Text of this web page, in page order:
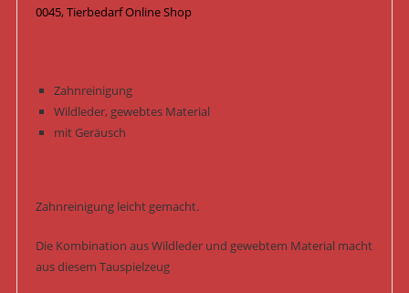
0045, Tierbedarf Online Shop
Zahnreinigung
Wildleder, gewebtes Material
mit Geräusch
Zahnreinigung leicht gemacht.
Die Kombination aus Wildleder und gewebtem Material macht
aus diesem Tauspielzeug